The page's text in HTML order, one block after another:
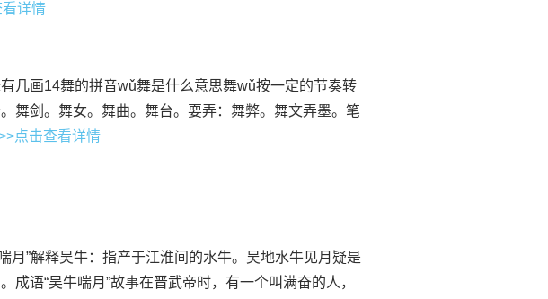
详情
几画14舞的拼音wǔ舞是什么意思舞wǔ按一定的节奏转
舞剑。舞女。舞曲。舞台。耍弄：舞弊。舞文弄墨。笔
点击查看详情
月”解释吴牛：指产于江淮间的水牛。吴地水牛见月疑是
成语“吴牛喘月”故事在晋武帝时，有一个叫满奋的人，